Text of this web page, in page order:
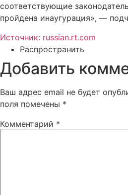
соответствующие
пройдена инаугурация», —
Источник: russian.rt.com
Распространить
Добавить
Ваш адрес email не будет
поля помечены *
Комментарий *